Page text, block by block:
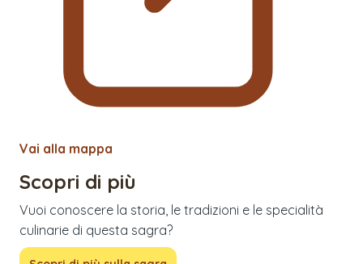
Vai alla mappa
Scopri di più
Vuoi conoscere la storia, le tradizioni e le specialità
culinarie di questa sagra?